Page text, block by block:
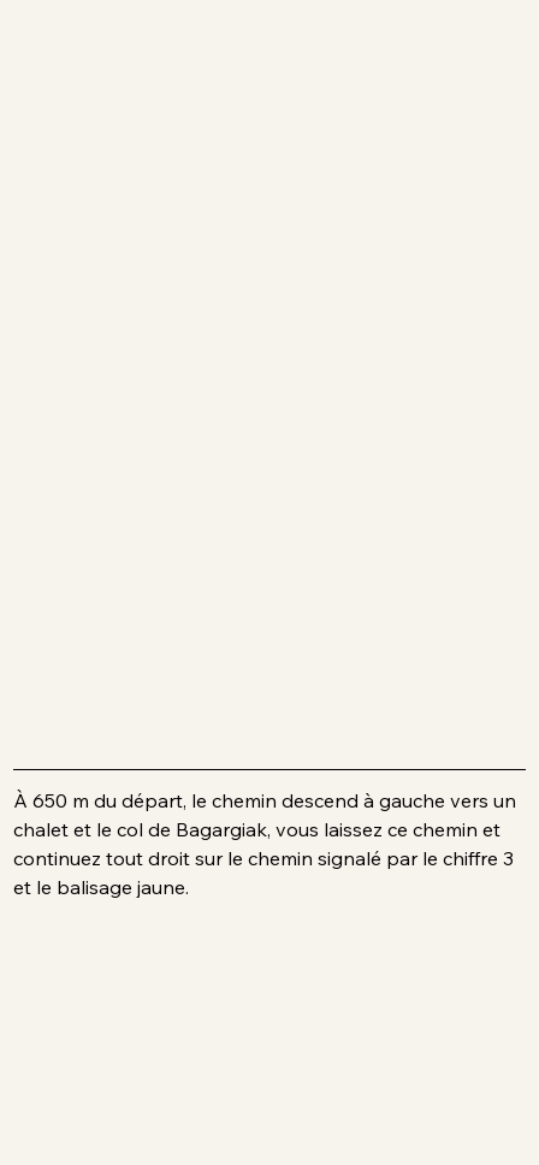
À 650 m du départ, le chemin descend à gauche vers un
chalet et le col de Bagargiak, vous laissez ce chemin et
continuez tout droit sur le chemin signalé par le chiffre 3
et le balisage jaune.